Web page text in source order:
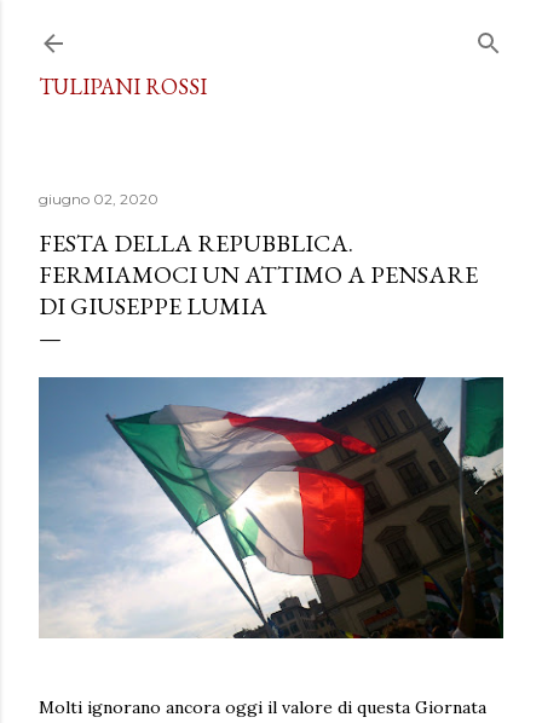
TULIPANI ROSSI
giugno 02, 2020
FESTA DELLA REPUBBLICA.
FERMIAMOCI UN ATTIMO A PENSARE
DI GIUSEPPE LUMIA
Molti ignorano ancora oggi il valore di questa Giornata